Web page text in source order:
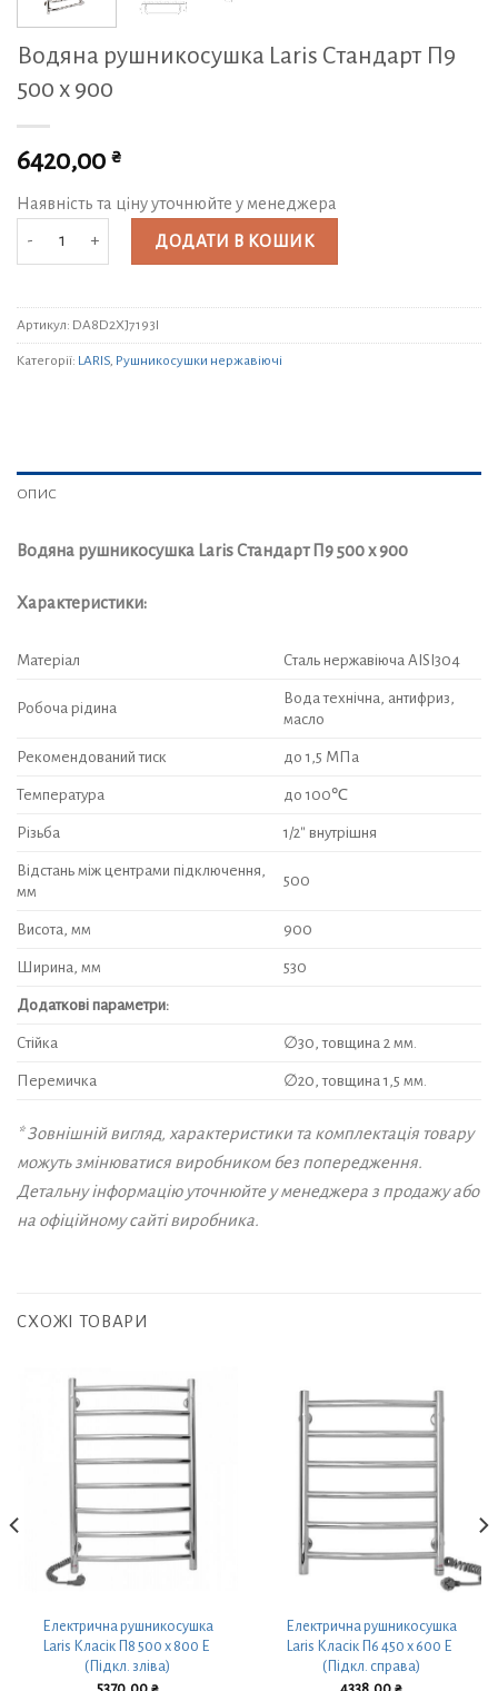
Водяна рушникосушка Laris Стандарт П9
500 х 900
6420,00 ₴
Наявність та ціну уточнюйте у менеджера
ДОДАТИ В КОШИК
Артикул: DA8D2XJ7193I
Категорії: LARIS, Рушникосушки нержавіючі
ОПИС
Водяна рушникосушка Laris Стандарт П9 500 х 900
Характеристики:
Матеріал Сталь нержавіюча AISI304
Робоча рідина
Вода технічна, антифриз,
масло
Рекомендований тиск до 1,5 МПа
Температура до 100℃
Різьба 1/2″ внутрішня
Відстань між центрами підключення,
мм
500
Висота, мм 900
Ширина, мм 530
Додаткові параметри:
Стійка ∅30, товщина 2 мм.
Перемичка ∅20, товщина 1,5 мм.
* Зовнішній вигляд, характеристики та комплектація товару
можуть змінюватися виробником без попередження.
Детальну інформацію уточнюйте у менеджера з продажу або
на офіційному сайті виробника.
СХОЖІ ТОВАРИ
Електрична рушникосушка
Laris Класік П8 500 х 800 Е
(Підкл. зліва)
Електрична рушникосушка
Laris Класік П6 450 х 600 Е
(Підкл. справа)